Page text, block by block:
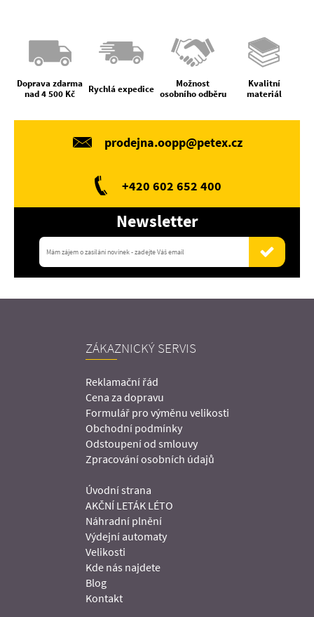
Doprava zdarma
nad 4 500 Kč
Rychlá expedice
Možnost
osobního odběru
Kvalitní
materiál
prodejna.oopp@petex.cz
+420 602 652 400
Newsletter
ZÁKAZNICKÝ SERVIS
Reklamační řád
Cena za dopravu
Formulář pro výměnu velikosti
Obchodní podmínky
Odstoupení od smlouvy
Zpracování osobních údajů
Úvodní strana
AKČNÍ LETÁK LÉTO
Náhradní plnění
Výdejní automaty
Velikosti
Kde nás najdete
Blog
Kontakt